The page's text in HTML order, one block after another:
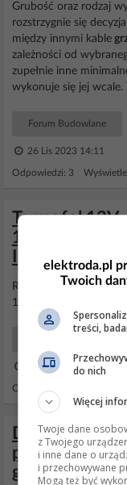
Grubość oraz rodzaj
rozstrzygnie się
między innymi kable
zależności od
zupełnie inne
wykonuje się jej wcale.
Forum Budowlane
26 Lis 2023 14:11
Odpowiedzi: 3
Termofol 12V
1000W do
Rozumiem, że chcesz
12V?
17 Lut 2017 23:44
Odpowiedzi: 39
Duże zużycie
podczerwień -
grzewcza
elektroda.pl
Twoich
treści,
do nich
Więcej
Twoje dane
z Twojego
i inne dane o
i przechowywane
Mogą też być